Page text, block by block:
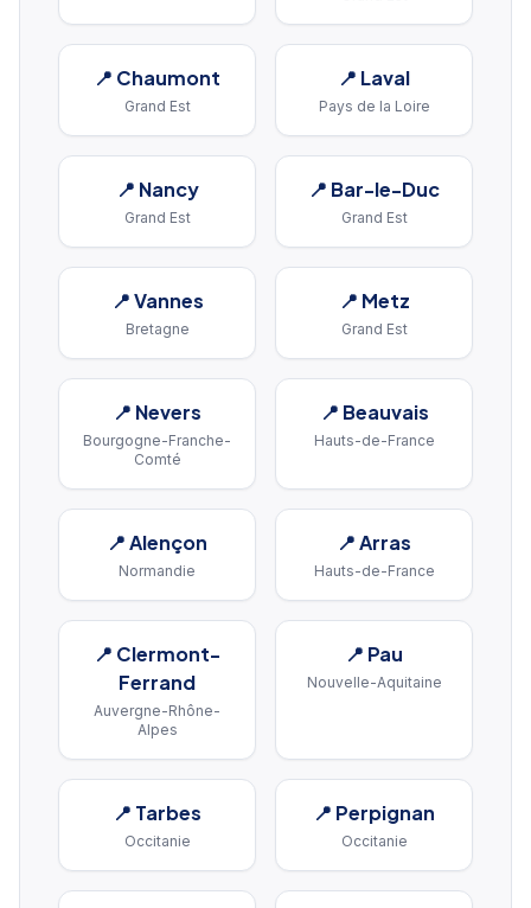
📍 Chaumont
Grand Est
📍 Laval
Pays de la Loire
📍 Nancy
Grand Est
📍 Bar-le-Duc
Grand Est
📍Vannes
Bretagne
📍 Metz
Grand Est
📍 Nevers
Bourgogne-Franche-
Comté
📍 Beauvais
Hauts-de-France
📍Alençon
Normandie
📍Arras
Hauts-de-France
📍 Clermont-
Ferrand
Auvergne-Rhône-
Alpes
📍 Pau
Nouvelle-Aquitaine
📍 Tarbes
Occitanie
📍 Perpignan
Occitanie